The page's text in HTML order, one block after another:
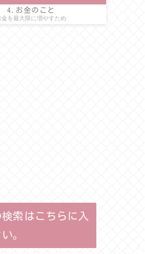
4.お金のこと
金を最大限に増やすため
索はこちらに入
。